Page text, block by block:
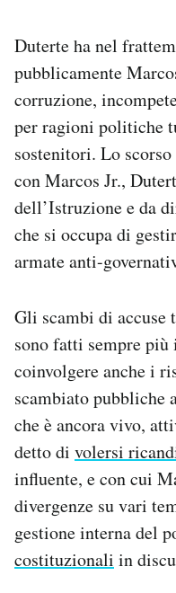
Duterte ha nel
pubblicamente
corruzione,
per ragioni politiche
sostenitori. Lo
con Marcos Jr.,
dell’Istruzione e da
che si occupa di
armate anti-
Gli scambi di accuse
sono fatti sempre
coinvolgere anche i
scambiato pubbliche
che è ancora vivo,
detto di volersi
influente, e con cui
divergenze su vari
gestione interna del
costituzionali in